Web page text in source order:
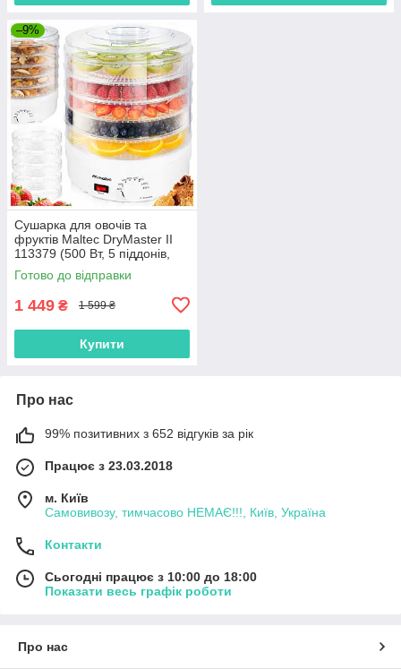
–9%
Сушарка для овочів та
фруктів Maltec DryMaster II
113379 (500 Вт, 5 піддонів,
Польша)
Готово до відправки
1 449 ₴ 1 599 ₴
Купити
Про нас
99% позитивних з 652 відгуків за рік
Працює з 23.03.2018
м. Київ
Самовивозу, тимчасово НЕМАЄ!!!, Київ, Україна
Контакти
Сьогодні працює з 10:00 до 18:00
Показати весь графік роботи
Про нас